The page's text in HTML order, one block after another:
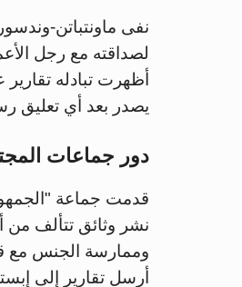
نفى ماونتباتن-
لصداقته مع رجل
يصدر بعد أي تعليق
دور جماعات
قدمت جماعة
نشر وثائق تتألف من
أرسل تقارير إلى